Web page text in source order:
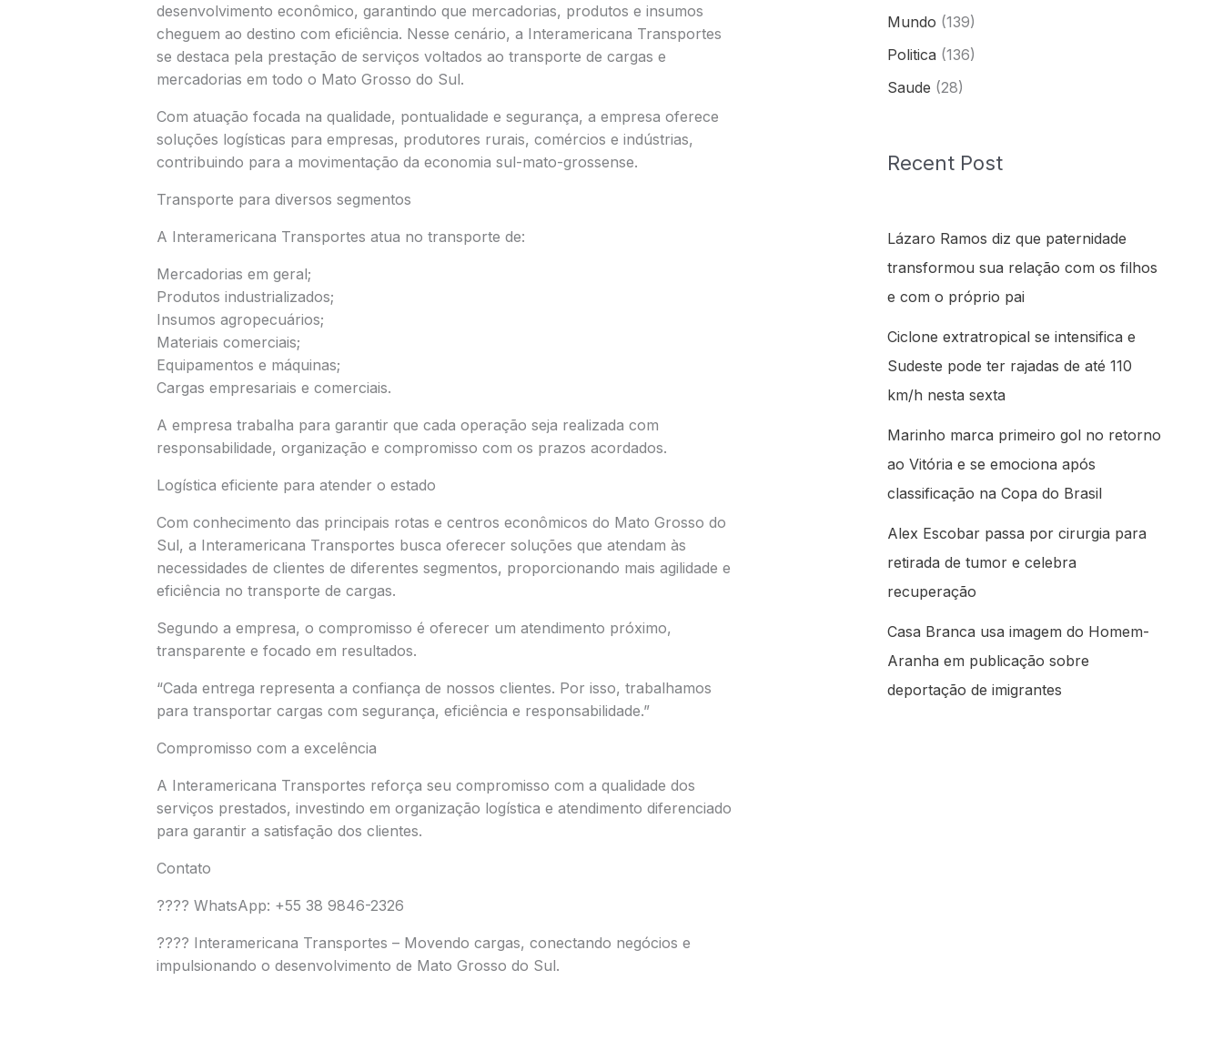
desenvolvimento econômico, garantindo que mercadorias, produtos e insumos
cheguem ao destino com eficiência. Nesse cenário, a Interamericana Transportes
se destaca pela prestação de serviços voltados ao transporte de cargas e
mercadorias em todo o Mato Grosso do Sul.
Com atuação focada na qualidade, pontualidade e segurança, a empresa oferece
soluções logísticas para empresas, produtores rurais, comércios e indústrias,
contribuindo para a movimentação da economia sul-mato-grossense.
Transporte para diversos segmentos
A Interamericana Transportes atua no transporte de:
Mercadorias em geral;
Produtos industrializados;
Insumos agropecuários;
Materiais comerciais;
Equipamentos e máquinas;
Cargas empresariais e comerciais.
A empresa trabalha para garantir que cada operação seja realizada com
responsabilidade, organização e compromisso com os prazos acordados.
Logística eficiente para atender o estado
Com conhecimento das principais rotas e centros econômicos do Mato Grosso do
Sul, a Interamericana Transportes busca oferecer soluções que atendam às
necessidades de clientes de diferentes segmentos, proporcionando mais agilidade e
eficiência no transporte de cargas.
Segundo a empresa, o compromisso é oferecer um atendimento próximo,
transparente e focado em resultados.
“Cada entrega representa a confiança de nossos clientes. Por isso, trabalhamos
para transportar cargas com segurança, eficiência e responsabilidade.”
Compromisso com a excelência
A Interamericana Transportes reforça seu compromisso com a qualidade dos
serviços prestados, investindo em organização logística e atendimento diferenciado
para garantir a satisfação dos clientes.
Contato
???? WhatsApp: +55 38 9846-2326
???? Interamericana Transportes – Movendo cargas, conectando negócios e
impulsionando o desenvolvimento de Mato Grosso do Sul.
Mundo (139)
Politica (136)
Saude (28)
Recent Post
Lázaro Ramos diz que paternidade
transformou sua relação com os filhos
e com o próprio pai
Ciclone extratropical se intensifica e
Sudeste pode ter rajadas de até 110
km/h nesta sexta
Marinho marca primeiro gol no retorno
ao Vitória e se emociona após
classificação na Copa do Brasil
Alex Escobar passa por cirurgia para
retirada de tumor e celebra
recuperação
Casa Branca usa imagem do Homem-
Aranha em publicação sobre
deportação de imigrantes